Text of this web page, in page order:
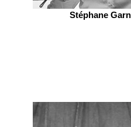
Stéphane